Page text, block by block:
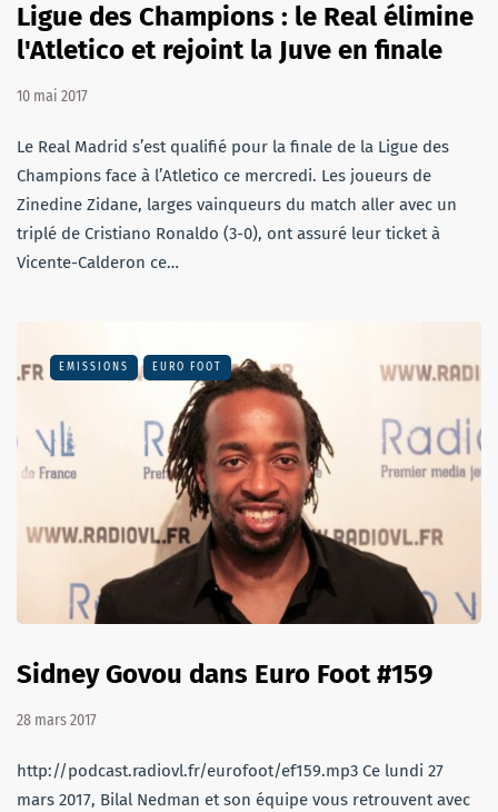
Ligue des Champions : le Real élimine
l'Atletico et rejoint la Juve en finale
10 mai 2017
Le Real Madrid s’est qualifié pour la finale de la Ligue des
Champions face à l’Atletico ce mercredi. Les joueurs de
Zinedine Zidane, larges vainqueurs du match aller avec un
triplé de Cristiano Ronaldo (3-0), ont assuré leur ticket à
Vicente-Calderon ce…
EMISSIONS EURO FOOT
Sidney Govou dans Euro Foot #159
28 mars 2017
http://podcast.radiovl.fr/eurofoot/ef159.mp3 Ce lundi 27
mars 2017, Bilal Nedman et son équipe vous retrouvent avec